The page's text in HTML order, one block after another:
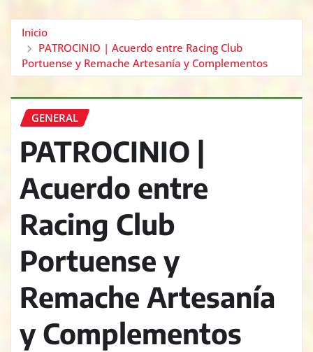
Inicio
PATROCINIO | Acuerdo entre Racing Club
Portuense y Remache Artesanía y Complementos
GENERAL
PATROCINIO |
Acuerdo entre
Racing Club
Portuense y
Remache Artesanía
y Complementos